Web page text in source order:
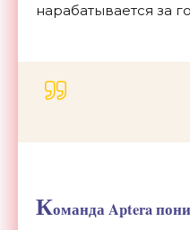
нарабатывается за
Команда Aptera